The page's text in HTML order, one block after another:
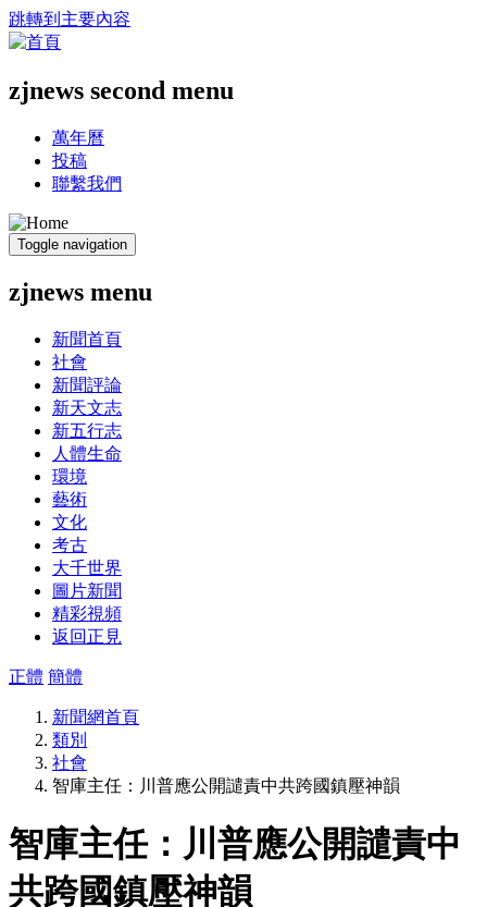
跳轉到主要內容
zjnews second menu
萬年曆
投稿
聯繫我們
Toggle navigation
zjnews menu
新聞首頁
社會
新聞評論
新天文志
新五行志
人體生命
環境
藝術
文化
考古
大千世界
圖片新聞
精彩視頻
返回正見
正體 簡體
新聞網首頁
類別
社會
智庫主任：川普應公開譴責中共跨國鎮壓神韻
智庫主任：川普應公開譴責中
共跨國鎮壓神韻